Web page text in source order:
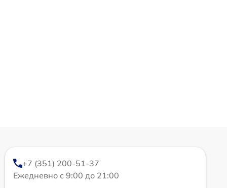
+7 (351) 200-51-37
Ежедневно с 9:00 до 21:00